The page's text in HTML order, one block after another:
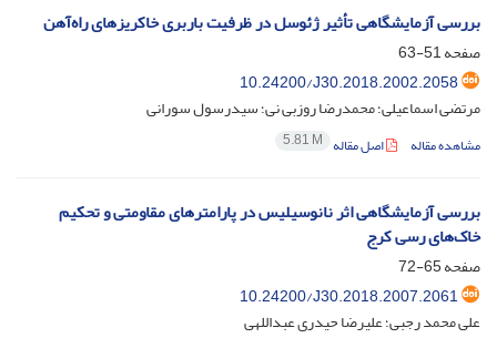
بررسی آزمایشگاهی تأثیر ژئوسل در ظرفیت باربری خاکریزهای راه‌آهن
صفحه51-63
10.24200/J30.2018.2002.2058
مرتضی اسماعیلی؛ محمدرضا روزبی نی؛ سیدرسول سورانی
مشاهده مقاله اصل مقاله 5.81 M
بررسی آزمایشگاهی اثر نانوسیلیس در پارامترهای مقاومتی و تحکیم
خاک‌های رسی کرج
صفحه65-72
10.24200/J30.2018.2007.2061
علی محمد رجبی؛ علیرضا حیدری عبداللهی